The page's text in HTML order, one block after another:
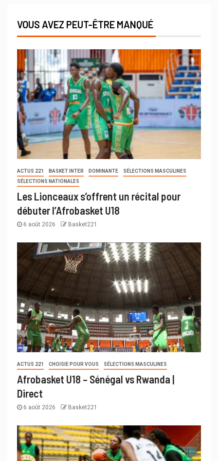
VOUS AVEZ PEUT-ÊTRE MANQUÉ
ACTUS 221 BASKET INTER DOMINANTE
SÉLECTIONS MASCULINES
SÉLECTIONS NATIONALES
Les Lionceaux s’offrent un récital pour
débuter l’Afrobasket U18
6 août 2026 Basket221
ACTUS 221 CHOISIE POUR VOUS SÉLECTIONS MASCULINES
Afrobasket U18 – Sénégal vs Rwanda |
Direct
6 août 2026 Basket221